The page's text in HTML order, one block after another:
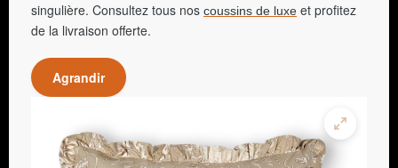
singulière. Consultez tous nos coussins de luxe et profitez
de la livraison offerte.
Agrandir